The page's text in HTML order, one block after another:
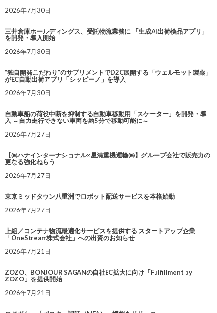
2026年7月30日
三井倉庫ホールディングス、受託物流業務に 「生成AI出荷検品アプリ」
を開発・導入開始
2026年7月30日
“独自開発こだわり”のサプリメントでD2C展開する「ウェルモット製薬」
がEC自動出荷アプリ「シッピーノ」を導入
2026年7月30日
自動車船の荷役中断を抑制する自動車移動用「スケーター」を開発・導
入 ～自力走行できない車両を約5分で移動可能に～
2026年7月27日
【㈱ハナインターナショナル×星清重機運輸㈱】グループ会社で販売力の
更なる強化ねらう
2026年7月27日
東京ミッドタウン八重洲でロボット配送サービスを本格始動
2026年7月27日
上組／コンテナ物流最適化サービスを提供する スタートアップ企業
「OneStream株式会社」への出資のお知らせ
2026年7月21日
ZOZO、BONJOUR SAGANの自社EC拡大に向け「Fulfillment by
ZOZO」を提供開始
2026年7月21日